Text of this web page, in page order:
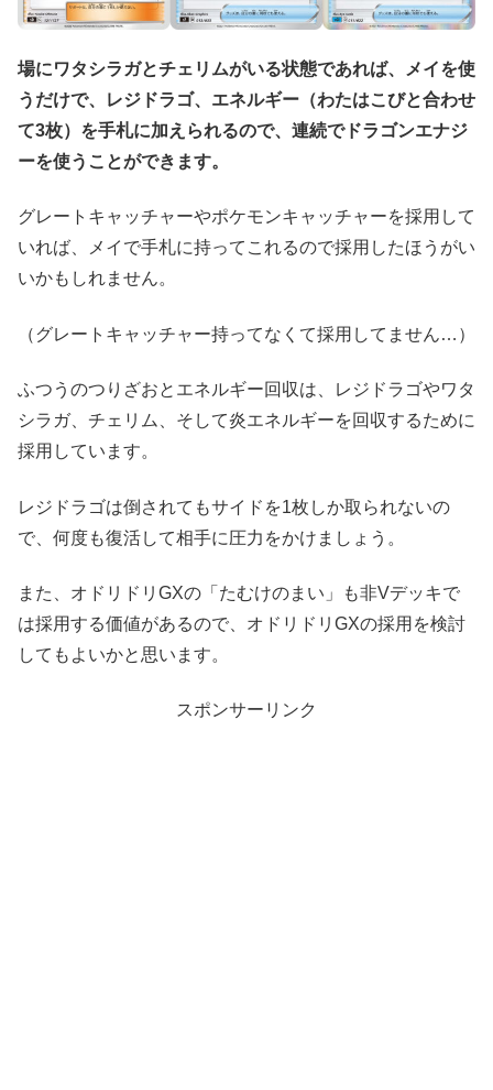
場にワタシラガとチェリムがいる状態であれば、メイを使
うだけで、レジドラゴ、エネルギー（わたはこびと合わせ
て3枚）を手札に加えられるので、連続でドラゴンエナジ
ーを使うことができます。
グレートキャッチャーやポケモンキャッチャーを採用して
いれば、メイで手札に持ってこれるので採用したほうがい
いかもしれません。
（グレートキャッチャー持ってなくて採用してません…）
ふつうのつりざおとエネルギー回収は、レジドラゴやワタ
シラガ、チェリム、そして炎エネルギーを回収するために
採用しています。
レジドラゴは倒されてもサイドを1枚しか取られないの
で、何度も復活して相手に圧力をかけましょう。
また、オドリドリGXの「たむけのまい」も非Vデッキで
は採用する価値があるので、オドリドリGXの採用を検討
してもよいかと思います。
スポンサーリンク